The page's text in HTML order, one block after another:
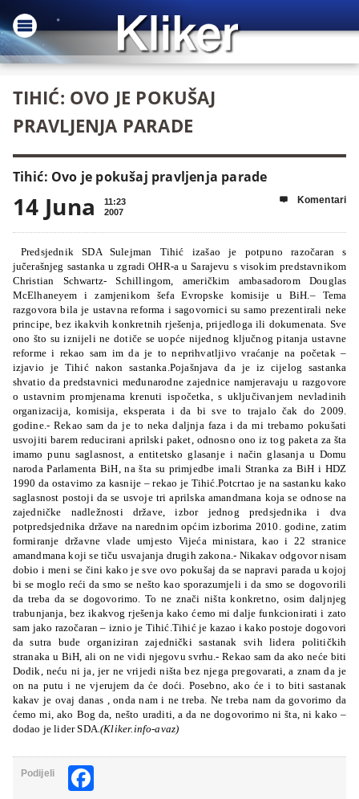
TIHIĆ: OVO JE POKUŠAJ
PRAVLJENJA PARADE
Tihić: Ovo je pokušaj pravljenja parade
14 Juna
11:23
2007
 Komentari
Predsjednik SDA Sulejman Tihić izašao je potpuno razočaran s
jučerašnjeg sastanka u zgradi OHR-a u Sarajevu s visokim predstavnikom
Christian Schwartz- Schillingom, američkim ambasadorom Douglas
McElhaneyem i zamjenikom šefa Evropske komisije u BiH. – Tema
razgovora bila je ustavna reforma i sagovornici su samo prezentirali neke
principe, bez ikakvih konkretnih rješenja, prijedloga ili dokumenata. Sve
ono što su iznijeli ne dotiče se uopće nijednog ključnog pitanja ustavne
reforme i rekao sam im da je to neprihvatljivo vraćanje na početak –
izjavio je Tihić nakon sastanka.Pojašnjava da je iz cijelog sastanka
shvatio da predstavnici međunarodne zajednice namjeravaju u razgovore
o ustavnim promjenama krenuti ispočetka, s uključivanjem nevladinih
organizacija, komisija, eksperata i da bi sve to trajalo čak do 2009.
godine.- Rekao sam da je to neka daljnja faza i da mi trebamo pokušati
usvojiti barem reducirani aprilski paket, odnosno ono iz tog paketa za šta
imamo punu saglasnost, a entitetsko glasanje i način glasanja u Domu
naroda Parlamenta BiH, na šta su primjedbe imali Stranka za BiH i HDZ
1990 da ostavimo za kasnije – rekao je Tihić.Potcrtao je na sastanku kako
saglasnost postoji da se usvoje tri aprilska amandmana koja se odnose na
zajedničke nadležnosti države, izbor jednog predsjednika i dva
potpredsjednika države na narednim općim izborima 2010. godine, zatim
formiranje državne vlade umjesto Vijeća ministara, kao i 22 stranice
amandmana koji se tiču usvajanja drugih zakona.- Nikakav odgovor nisam
dobio i meni se čini kako je sve ovo pokušaj da se napravi parada u kojoj
bi se moglo reći da smo se nešto kao sporazumjeli i da smo se dogovorili
da treba da se dogovorimo. To ne znači ništa konkretno, osim daljnjeg
trabunjanja, bez ikakvog rješenja kako ćemo mi dalje funkcionirati i zato
sam jako razočaran – iznio je Tihić.Tihić je kazao i kako postoje dogovori
da sutra bude organiziran zajednički sastanak svih lidera političkih
stranaka u BiH, ali on ne vidi njegovu svrhu.- Rekao sam da ako neće biti
Dodik, neću ni ja, jer ne vrijedi ništa bez njega pregovarati, a znam da je
on na putu i ne vjerujem da će doći. Posebno, ako će i to biti sastanak
kakav je ovaj danas , onda nam i ne treba. Ne treba nam da govorimo da
ćemo mi, ako Bog da, nešto uraditi, a da ne dogovorimo ni šta, ni kako –
dodao je lider SDA .(Kliker.info-avaz)
Podijeli